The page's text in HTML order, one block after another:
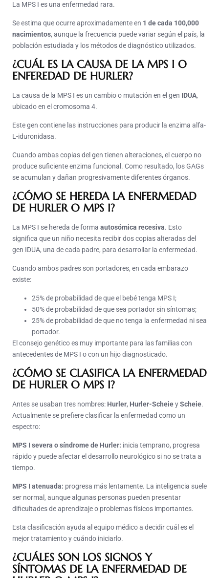
La MPS I es una enfermedad rara.
Se estima que ocurre aproximadamente en 1 de cada 100,000
nacimientos, aunque la frecuencia puede variar según el país, la
población estudiada y los métodos de diagnóstico utilizados.
¿CUÁL ES LA CAUSA DE LA MPS I O
ENFEREDAD DE HURLER?
La causa de la MPS I es un cambio o mutación en el gen IDUA,
ubicado en el cromosoma 4.
Este gen contiene las instrucciones para producir la enzima alfa-
L-iduronidasa.
Cuando ambas copias del gen tienen alteraciones, el cuerpo no
produce suficiente enzima funcional. Como resultado, los GAGs
se acumulan y dañan progresivamente diferentes órganos.
¿CÓMO SE HEREDA LA ENFERMEDAD
DE HURLER O MPS I?
La MPS I se hereda de forma autosómica recesiva. Esto
significa que un niño necesita recibir dos copias alteradas del
gen IDUA, una de cada padre, para desarrollar la enfermedad.
Cuando ambos padres son portadores, en cada embarazo
existe:
25% de probabilidad de que el bebé tenga MPS I;
50% de probabilidad de que sea portador sin síntomas;
25% de probabilidad de que no tenga la enfermedad ni sea
portador.
El consejo genético es muy importante para las familias con
antecedentes de MPS I o con un hijo diagnosticado.
¿CÓMO SE CLASIFICA LA ENFERMEDAD
DE HURLER O MPS I?
Antes se usaban tres nombres: Hurler, Hurler-ScheieyScheie.
Actualmente se prefiere clasificar la enfermedad como un
espectro:
MPS I severa o síndrome de Hurler: inicia temprano, progresa
rápido y puede afectar el desarrollo neurológico si no se trata a
tiempo.
MPS I atenuada: progresa más lentamente. La inteligencia suele
ser normal, aunque algunas personas pueden presentar
dificultades de aprendizaje o problemas físicos importantes.
Esta clasificación ayuda al equipo médico a decidir cuál es el
mejor tratamiento y cuándo iniciarlo.
¿CUÁLES SON LOS SIGNOS Y
SÍNTOMAS DE LA ENFERMEDAD DE